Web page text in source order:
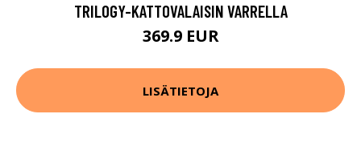
TRILOGY-KATTOVALAISIN VARRELLA
369.9 EUR
LISÄTIETOJA